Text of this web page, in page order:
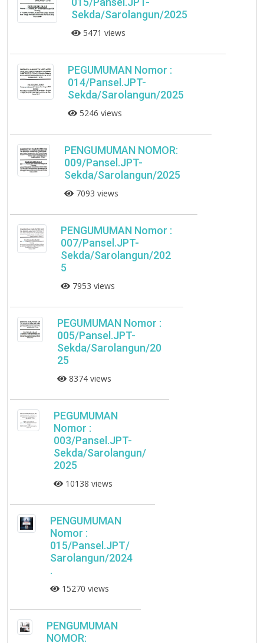
Sekda/Sarolangun/2025
5471 views
PEGUMUMAN Nomor :
014/Pansel.JPT-
Sekda/Sarolangun/2025
5246 views
PENGUMUMAN NOMOR:
009/Pansel.JPT-
Sekda/Sarolangun/2025
7093 views
PENGUMUMAN Nomor :
007/Pansel.JPT-
Sekda/Sarolangun/202
5
7953 views
PEGUMUMAN Nomor :
005/Pansel.JPT-
Sekda/Sarolangun/20
25
8374 views
PEGUMUMAN
Nomor :
003/Pansel.JPT-
Sekda/Sarolangun/
2025
10138 views
PENGUMUMAN
Nomor :
015/Pansel.JPT/
Sarolangun/2024
.
15270 views
PENGUMUMAN
NOMOR: